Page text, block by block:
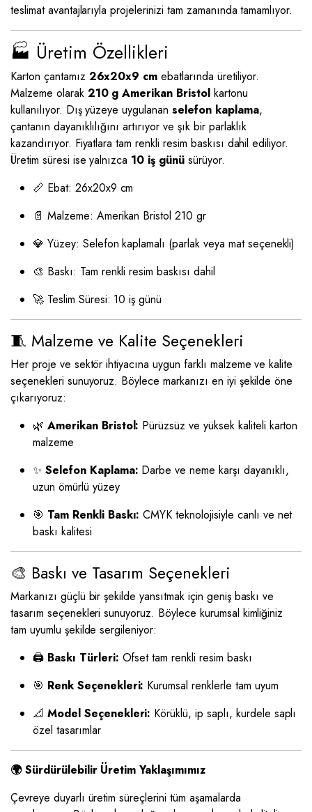
teslimat avantajlarıyla projelerinizi tam zamanında tamamlıyor.
🏭 Üretim Özellikleri
Karton çantamız 26x20x9 cm ebatlarında üretiliyor.
Malzeme olarak 210 g Amerikan Bristolkartonu
kullanılıyor. Dış yüzeye uygulanan selefon kaplama,
çantanın dayanıklılığını artırıyor ve şık bir parlaklık
kazandırıyor. Fiyatlara tam renkli resim baskısı dahil ediliyor.
Üretim süresi ise yalnızca 10 iş günüsürüyor.
📏 Ebat: 26x20x9 cm
📄 Malzeme: Amerikan Bristol 210 gr
💎 Yüzey: Selefon kaplamalı (parlak veya mat seçenekli)
🎨 Baskı: Tam renkli resim baskısı dahil
🚀 Teslim Süresi: 10 iş günü
🧵 Malzeme ve Kalite Seçenekleri
Her proje ve sektör ihtiyacına uygun farklı malzeme ve kalite
seçenekleri sunuyoruz. Böylece markanızı en iyi şekilde öne
çıkarıyoruz:
🌿 Amerikan Bristol: Pürüzsüz ve yüksek kaliteli karton
malzeme
✨ Selefon Kaplama: Darbe ve neme karşı dayanıklı,
uzun ömürlü yüzey
🎯 Tam Renkli Baskı: CMYK teknolojisiyle canlı ve net
baskı kalitesi
🎨 Baskı ve Tasarım Seçenekleri
Markanızı güçlü bir şekilde yansıtmak için geniş baskı ve
tasarım seçenekleri sunuyoruz. Böylece kurumsal kimliğiniz
tam uyumlu şekilde sergileniyor:
🖨️ Baskı Türleri: Ofset tam renkli resim baskı
🎯 Renk Seçenekleri: Kurumsal renklerle tam uyum
📐 Model Seçenekleri: Körüklü, ip saplı, kurdele saplı
özel tasarımlar
🌍 Sürdürülebilir Üretim Yaklaşımımız
Çevreye duyarlı üretim süreçlerini tüm aşamalarda